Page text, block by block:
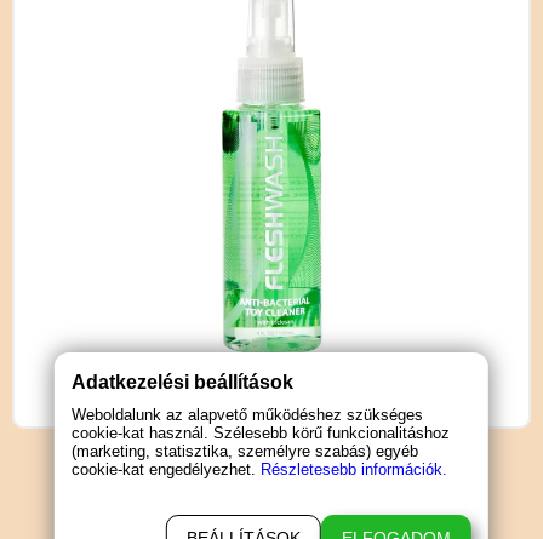
Adatkezelési beállítások
Weboldalunk az alapvető működéshez szükséges
cookie-kat használ. Szélesebb körű funkcionalitáshoz
(marketing, statisztika, személyre szabás) egyéb
cookie-kat engedélyezhet. Részletesebb információk.